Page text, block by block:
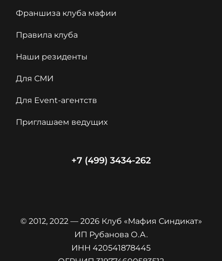
Франшиза клуба мафии
Правила клуба
Наши резиденты
Для СМИ
Для Event-агентств
Приглашаем ведущих
+7 (499) 3434-262
© 2012, 2022 — 2026 Клуб «Мафия Синдикат»
ИП Рубанова О.А.
ИНН 420541878445